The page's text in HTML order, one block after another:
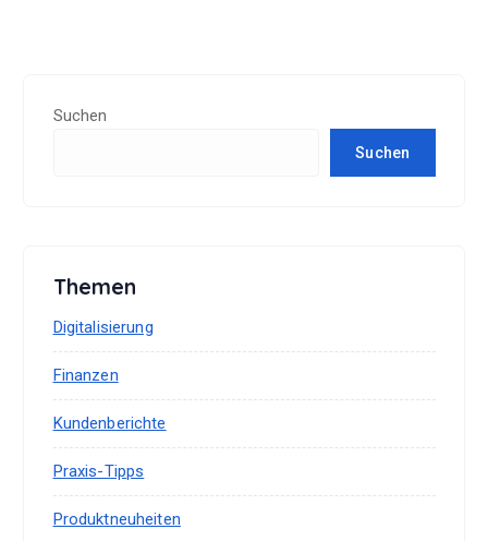
Suchen
Suchen
Themen
Digitalisierung
Finanzen
Kundenberichte
Praxis-Tipps
Produktneuheiten